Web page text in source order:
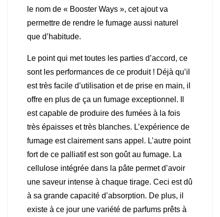
le nom de « Booster Ways », cet ajout va
permettre de rendre le fumage aussi naturel
que d’habitude.
Le point qui met toutes les parties d’accord, ce
sont les performances de ce produit ! Déjà qu’il
est très facile d’utilisation et de prise en main, il
offre en plus de ça un fumage exceptionnel. Il
est capable de produire des fumées à la fois
très épaisses et très blanches. L’expérience de
fumage est clairement sans appel. L’autre point
fort de ce palliatif est son goût au fumage. La
cellulose intégrée dans la pâte permet d’avoir
une saveur intense à chaque tirage. Ceci est dû
à sa grande capacité d’absorption. De plus, il
existe à ce jour une variété de parfums prêts à